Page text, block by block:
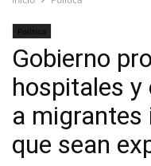
Política
Gobierno
hospitales
a migrantes
que sean